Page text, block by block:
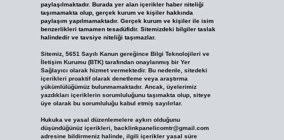
paylaşılmaktadır. Burada yer alan içerikler haber niteliği
taşımamakta olup, gerçek kurum ve kişiler hakkında
paylaşım yapılmamaktadır. Gerçek kurum ve kişiler ile isim
benzerlikleri tamamen tesadüfidir. Sitemizdeki bilgiler taslak
halindedir ve tavsiye niteliği taşımazlar.
Sitemiz, 5651 Sayılı Kanun gereğince Bilgi Teknolojileri ve
İletişim Kurumu (BTK) tarafından onaylanmış bir Yer
Sağlayıcı olarak hizmet vermektedir. Bu nedenle, sitedeki
içerikleri proaktif olarak denetleme veya araştırma
yükümlülüğümüz bulunmamaktadır. Ancak, üyelerimiz
yazdıkları içeriklerin sorumluluğunu taşımakta olup, siteye
üye olarak bu sorumluluğu kabul etmiş sayılırlar.
Hukuka ve yasal düzenlemelere aykırı olduğunu
düşündüğünüz içerikleri, backlinkpanelicomtr@gmail.com
adresine bildirmeniz halinde, ilgili içerikler yasal süre